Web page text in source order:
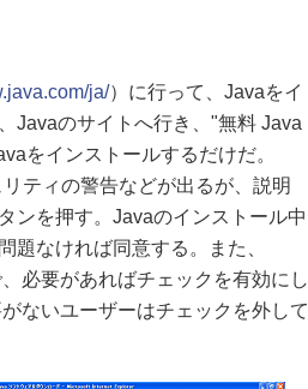
ja/）に行って、Javaをイ
Javaのサイトへ行き、"無料 Java
をインストールするだけだ。
ティの警告などが出るが、説明
ンを押す。Javaのインストール中
題なければ同意する。また、
必要があればチェックを有効にし
ないユーザーはチェックを外して